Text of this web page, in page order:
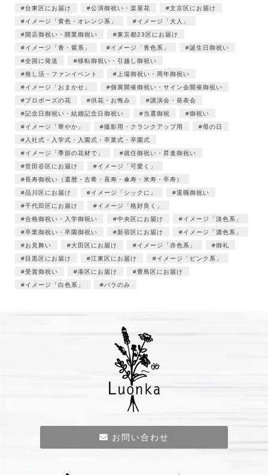
台東区にお届け
公演御祝い・楽屋花
文京区にお届け
イメージ「黄色・オレンジ系」
イメージ「大人」
開店御祝い・開業御祝い
東京都23区にお届け
イメージ「青・紫系」
イメージ「青色系」
誕生日御祝い
全国に発送
移転御祝い・引越し御祝い
推し活・ファンイベント
上場御祝い・周年御祝い
イメージ「おまかせ」
個展開催御祝い・サイン会開催御祝い
プロポーズの花
供花・お悔み
講演会・発表会
記念日御祝い・結婚記念日御祝い
当選御祝
御祝い
イメージ「華やか」
撮影用・クランクアップ用
母の日
入社式・入学式・入園式・卒業式・卒園式
イメージ「季節の花材で」
就任御祝い・昇進御祝い
世田谷区にお届け
イメージ「可愛く」
長寿御祝い（還暦・古希・喜寿・傘寿・米寿・卒寿）
品川区にお届け
イメージ「シックに」
退職御祝い
千代田区にお届け
イメージ「格好良く」
合格御祝い・入学御祝い
中央区にお届け
イメージ「淡色系」
卒業御祝い・卒園御祝い
新宿区にお届け
イメージ「濃色系」
お見舞い
大田区にお届け イメージ「赤色系」
御礼
目黒区にお届け
江東区にお届け
イメージ「ピンク系」
受賞御祝い
港区にお届け
豊島区にお届け
イメージ「白色系」
バラのみ
お問い合わせ